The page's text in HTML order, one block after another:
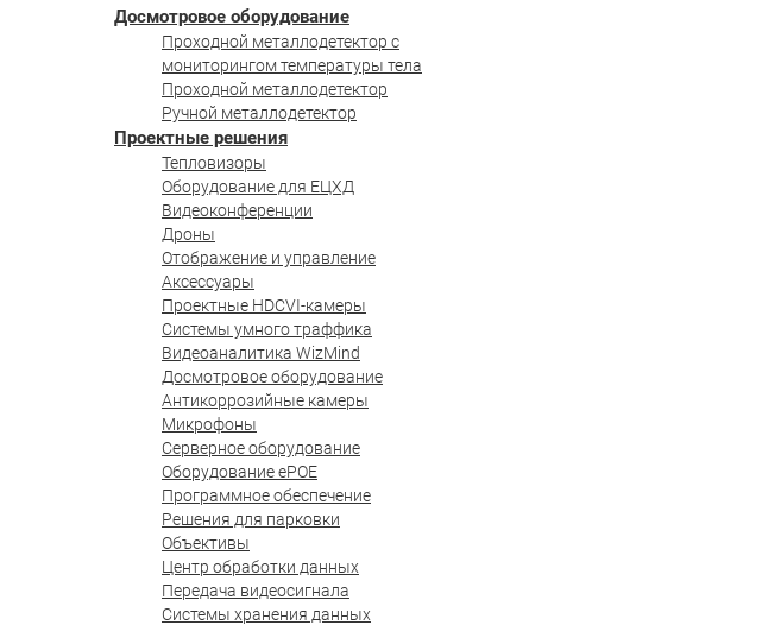
Досмотровое оборудование
Проходной металлодетектор с
мониторингом температуры тела
Проходной металлодетектор
Ручной металлодетектор
Проектные решения
Тепловизоры
Оборудование для ЕЦХД
Видеоконференции
Дроны
Отображение и управление
Аксессуары
Проектные HDCVI-камеры
Системы умного траффика
Видеоаналитика WizMind
Досмотровое оборудование
Антикоррозийные камеры
Микрофоны
Серверное оборудование
Оборудование ePOE
Программное обеспечение
Решения для парковки
Объективы
Центр обработки данных
Передача видеосигнала
Системы хранения данных